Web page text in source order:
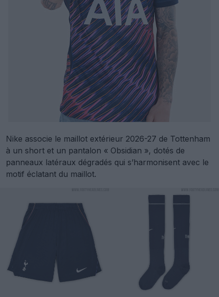
Nike associe le maillot extérieur 2026-27 de Tottenham
à un short et un pantalon « Obsidian », dotés de
panneaux latéraux dégradés qui s’harmonisent avec le
motif éclatant du maillot.